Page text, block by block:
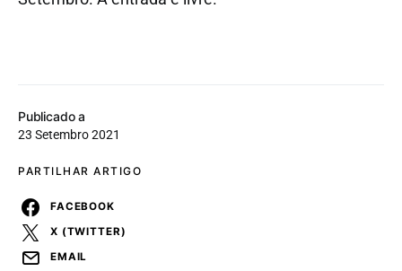
Publicado a
23 Setembro 2021
PARTILHAR ARTIGO
FACEBOOK
X (TWITTER)
EMAIL